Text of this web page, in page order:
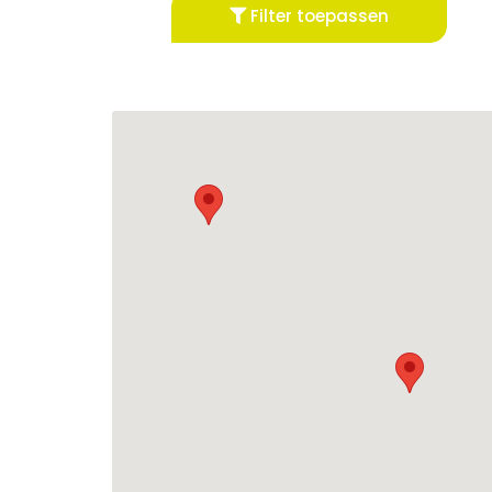
Filter toepassen